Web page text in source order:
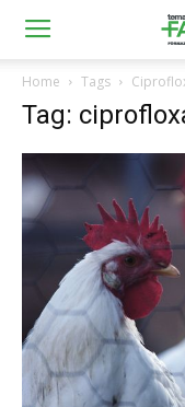
Home Tags
Tag: